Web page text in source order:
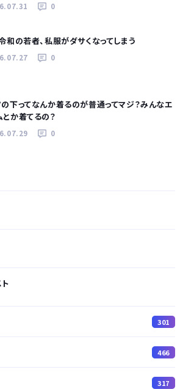
0
令和の若者、私服がダサくなってしまう
0
下ってなんか着るのが普通ってマジ？みんなエ
とか着てるの？
0
301
466
317